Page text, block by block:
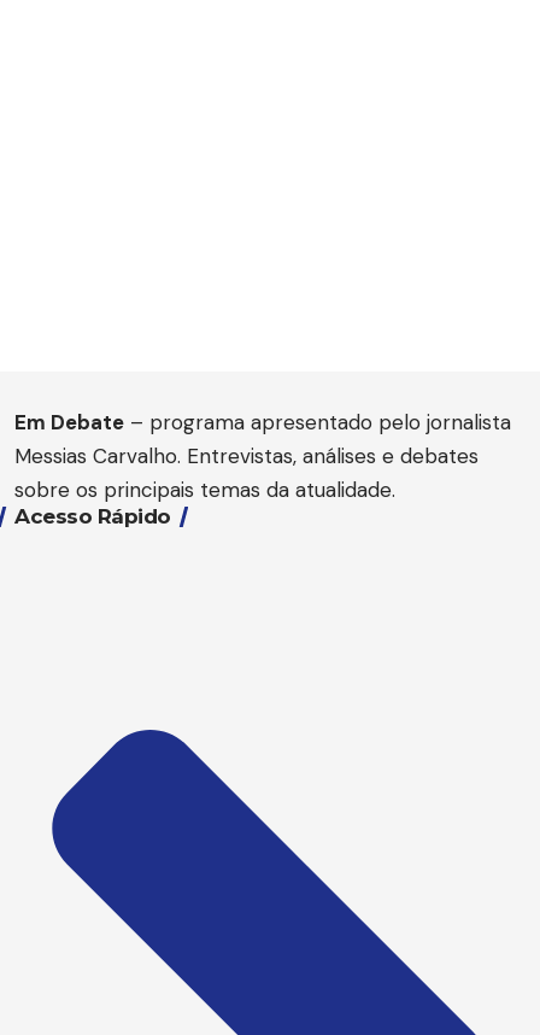
Em Debate – programa apresentado pelo jornalista
Messias Carvalho. Entrevistas, análises e debates
sobre os principais temas da atualidade.
Acesso Rápido